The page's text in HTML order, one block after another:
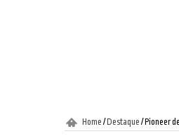
Home / Destaque / Pioneer